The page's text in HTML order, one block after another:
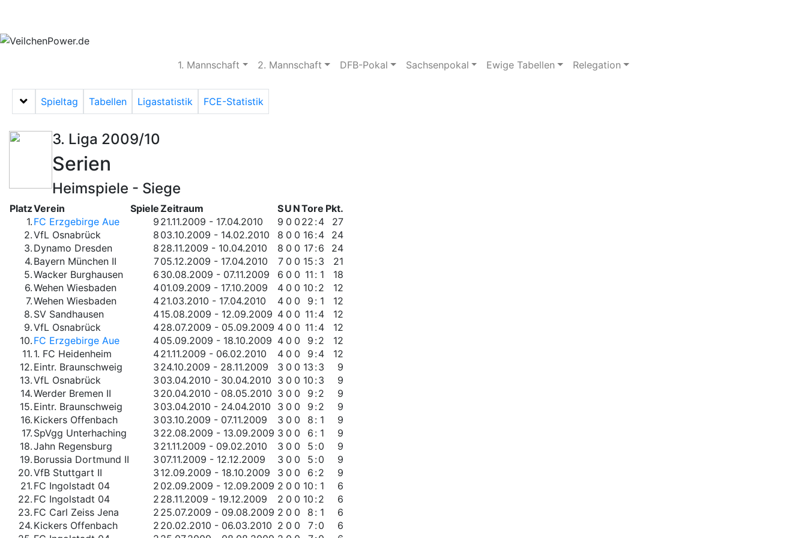
1. Mannschaft 2. Mannschaft DFB-Pokal Sachsenpokal Ewige Tabellen Relegation
Menü auf-/zuklappen
Spieltag Tabellen Ligastatistik FCE-Statistik
3. Liga 2009/10
Serien
Heimspiele - Siege
PlatzVerein SpieleZeitraum SU NTore Pkt.
1. FC Erzgebirge Aue 9 21.11.2009 - 17.04.2010 9 0 0 22 :4
27
2.VfL Osnabrück 8 03.10.2009 - 14.02.2010 8 0 0 16 :4
24
3. Dynamo Dresden 8 28.11.2009 - 10.04.2010 8 0 0 17:6
24
4. Bayern München II 705.12.2009 - 17.04.2010 7 0 0 15 :3
21
5.Wacker Burghausen 6 30.08.2009 - 07.11.2009 6 0 0 11 : 1
18
6.Wehen Wiesbaden 401.09.2009 - 17.10.2009 4 0 0 10 :2
12
7.Wehen Wiesbaden 421.03.2010 - 17.04.2010 4 0 0 9 : 1
12
8. SV Sandhausen 415.08.2009 - 12.09.2009 4 0 0 11 :4
12
9.VfL Osnabrück 428.07.2009 - 05.09.2009 4 0 0 11 :4
12
10. FC Erzgebirge Aue 405.09.2009 - 18.10.2009 4 0 0 9 :2
12
11. 1. FC Heidenheim 421.11.2009 - 06.02.2010 4 0 0 9 :4
12
12. Eintr. Braunschweig 3 24.10.2009 - 28.11.2009 3 0 0 13 :3
9
13.VfL Osnabrück 3 03.04.2010 - 30.04.2010 3 0 0 10 :3
9
14.Werder Bremen II 3 20.04.2010 - 08.05.2010 3 0 0 9 :2
9
15. Eintr. Braunschweig 3 03.04.2010 - 24.04.2010 3 0 0 9 :2
9
16. Kickers Offenbach 3 03.10.2009 - 07.11.2009 3 0 0 8 : 1
9
17. SpVgg Unterhaching 3 22.08.2009 - 13.09.2009 3 0 0 6 : 1
9
18.Jahn Regensburg 3 21.11.2009 - 09.02.2010 3 0 0 5 :0
9
19. Borussia Dortmund II 3 07.11.2009 - 12.12.2009 3 0 0 5 :0
9
20.VfB Stuttgart II 3 12.09.2009 - 18.10.2009 3 0 0 6 :2
9
21. FC Ingolstadt 04 2 02.09.2009 - 12.09.2009 2 0 0 10 : 1
6
22. FC Ingolstadt 04 2 28.11.2009 - 19.12.2009 2 0 0 10 :2
6
23. FC Carl Zeiss Jena 2 25.07.2009 - 09.08.2009 2 0 0 8 : 1
6
24. Kickers Offenbach 2 20.02.2010 - 06.03.2010 2 0 0 7:0
6